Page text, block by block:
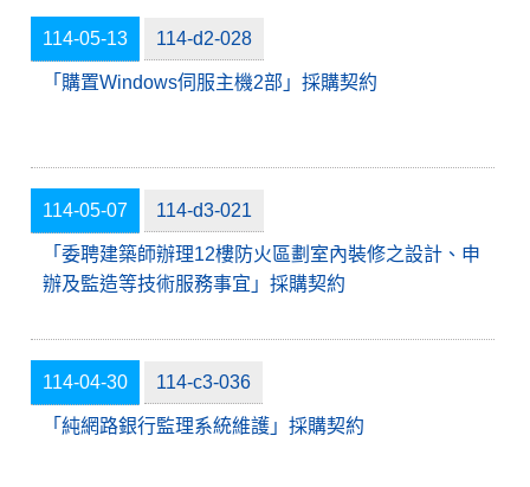
114-05-13
「購置Windows伺服主機2部」採購契約
114-d2-028
114-05-07
「委聘建築師辦理12樓防火區劃室內裝修之設計、申
辦及監造等技術服務事宜」採購契約
114-d3-021
114-04-30
「純網路銀行監理系統維護」採購契約
114-c3-036